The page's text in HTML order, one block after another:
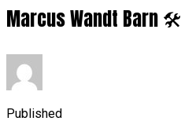
Marcus Wandt Barn 🛠️
Published